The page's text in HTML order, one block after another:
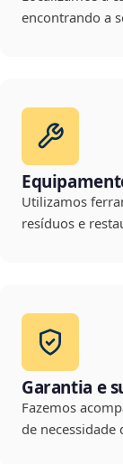
encontrando a
Utilizamos
resíduos e
Garantia e
Fazemos
de necessidade